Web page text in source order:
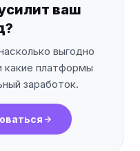
ваш
выгодно
какие платформы
заработок.